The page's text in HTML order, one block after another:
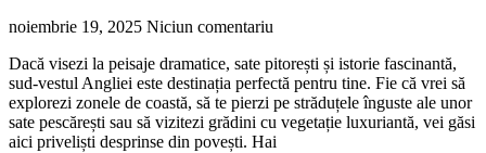
noiembrie 19, 2025 Niciun comentariu
Dacă visezi la peisaje dramatice, sate pitorești și istorie fascinantă,
sud-vestul Angliei este destinația perfectă pentru tine. Fie că vrei să
explorezi zonele de coastă, să te pierzi pe străduțele înguste ale unor
sate pescărești sau să vizitezi grădini cu vegetație luxuriantă, vei găsi
aici priveliști desprinse din povești. Hai